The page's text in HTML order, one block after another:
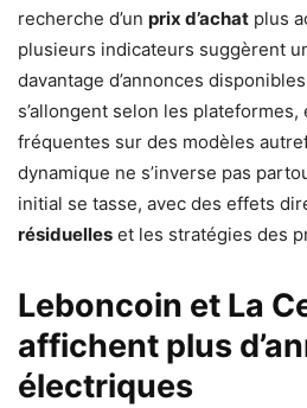
recherche d’un prix d’achat plus
plusieurs indicateurs suggèrent
davantage d’annonces
s’allongent selon les
fréquentes sur des modèles
dynamique ne s’inverse pas
initial se tasse, avec des effets
résiduelles et les stratégies des
Leboncoin et La
affichent plus
électriques